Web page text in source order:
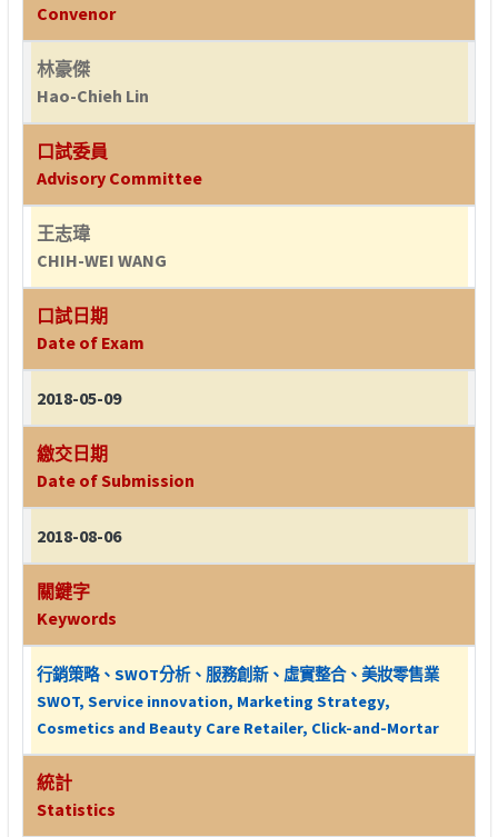
Convenor
林豪傑
Hao-Chieh Lin
口試委員
Advisory Committee
王志瑋
CHIH-WEI WANG
口試日期
Date of Exam
2018-05-09
繳交日期
Date of Submission
2018-08-06
關鍵字
Keywords
行銷策略、SWOT分析、服務創新、虛實整合、美妝零售業
SWOT, Service innovation, Marketing Strategy,
Cosmetics and Beauty Care Retailer, Click-and-Mortar
統計
Statistics